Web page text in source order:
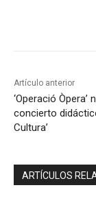
Artículo anterior
‘Operació Òpera’
concierto
Cultura’
ARTÍCULOS